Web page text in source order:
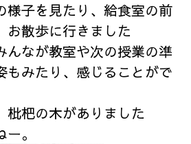
様子を見たり、給食室の前
お散歩に行きました
んなが教室や次の授業の準
もみたり、感じることがで
枇杷の木がありました
。